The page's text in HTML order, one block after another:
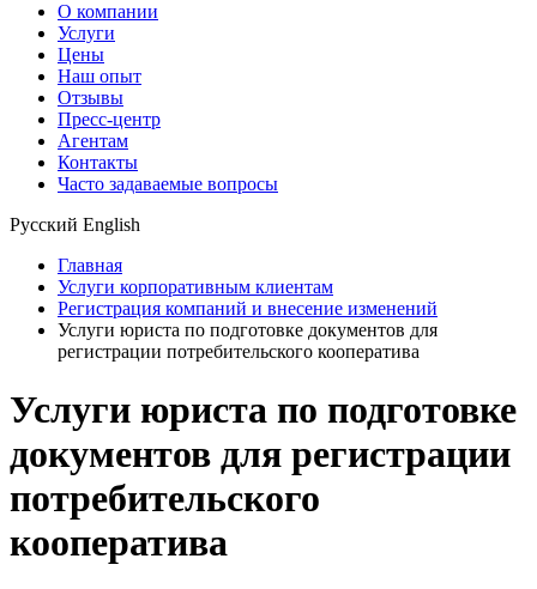
О компании
Услуги
Цены
Наш опыт
Отзывы
Пресс-центр
Агентам
Контакты
Часто задаваемые вопросы
Русский English
Главная
Услуги корпоративным клиентам
Регистрация компаний и внесение изменений
Услуги юриста по подготовке документов для
регистрации потребительского кооператива
Услуги юриста по подготовке
документов для регистрации
потребительского
кооператива